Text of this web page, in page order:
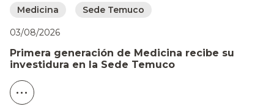
Medicina Sede Temuco
03/08/2026
Primera generación de Medicina recibe su
investidura en la Sede Temuco